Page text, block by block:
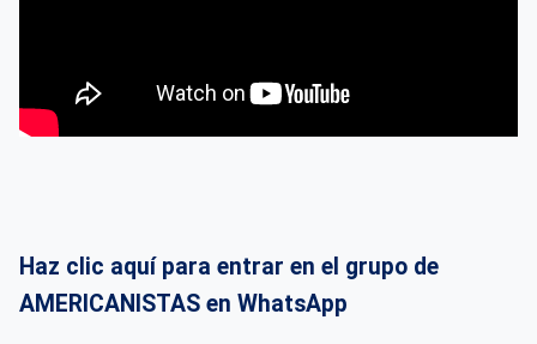
Haz clic aquí para entrar en el grupo de
AMERICANISTAS en WhatsApp